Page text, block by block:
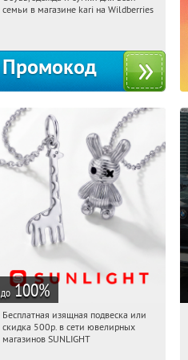
семьи в магазине kari на Wildberries
Промокод
до 100%
19:54:05 Получили:
Россия
Бесплатная изящная подвеска или
скидка 500р. в сети ювелирных
магазинов SUNLIGHT